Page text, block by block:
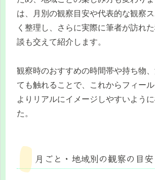
は、月別の観察目安や代表的な観察
く整理し、さらに実際に筆者が訪れ
談も交えて紹介します。
観察時のおすすめの時間帯や持ち物
ても触れることで、これからフィー
よりリアルにイメージしやすいよう
た。
月ごと・地域別の観察の目安